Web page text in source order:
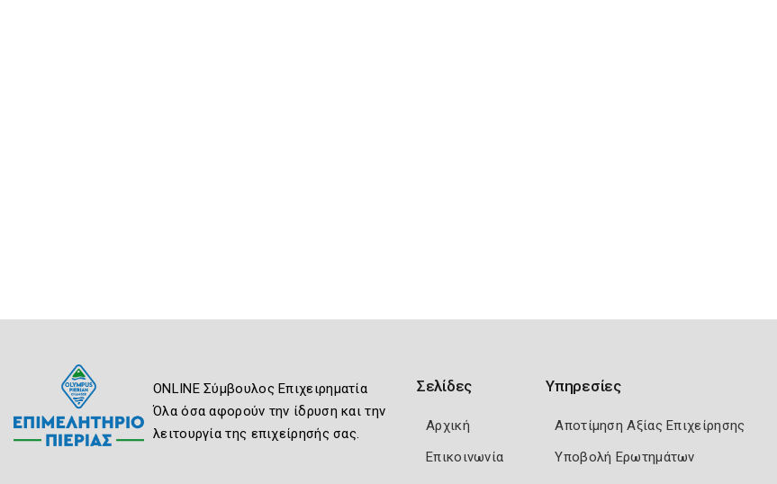
ONLINE Σύμβουλος Επιχειρηματία
Όλα όσα αφορούν την ίδρυση και την
λειτουργία της επιχείρησής σας.
Σελίδες
Αρχική
Επικοινωνία
Υπηρεσίες
Αποτίμηση Αξίας Επιχείρησης
Υποβολή Ερωτημάτων